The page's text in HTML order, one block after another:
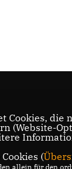
Cookies,
(Website-
(
allein für den